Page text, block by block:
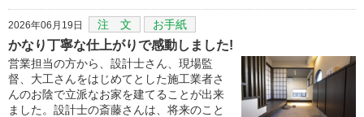
2026年06月19日 注 文 お手紙
かなり丁寧な仕上がりで感動しました!
営業担当の方から、設計士さん、現場監
督、大工さんをはじめてとした施工業者さ
んのお陰で立派なお家を建てることが出来
ました。設計士の斎藤さんは、将来のこと